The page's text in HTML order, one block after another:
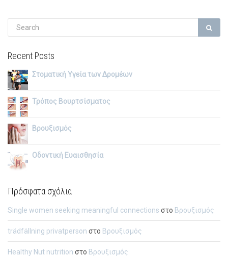
Recent Posts
Στοματική Υγεία των Δρομέων
Τρόπος Βουρτσίσματος
Βρουξισμός
Οδοντική Ευαισθησία
Πρόσφατα σχόλια
Single women seeking meaningful connections στο Βρουξισμός
trädfällning privatperson στο Βρουξισμός
Healthy Nut nutrition στο Βρουξισμός